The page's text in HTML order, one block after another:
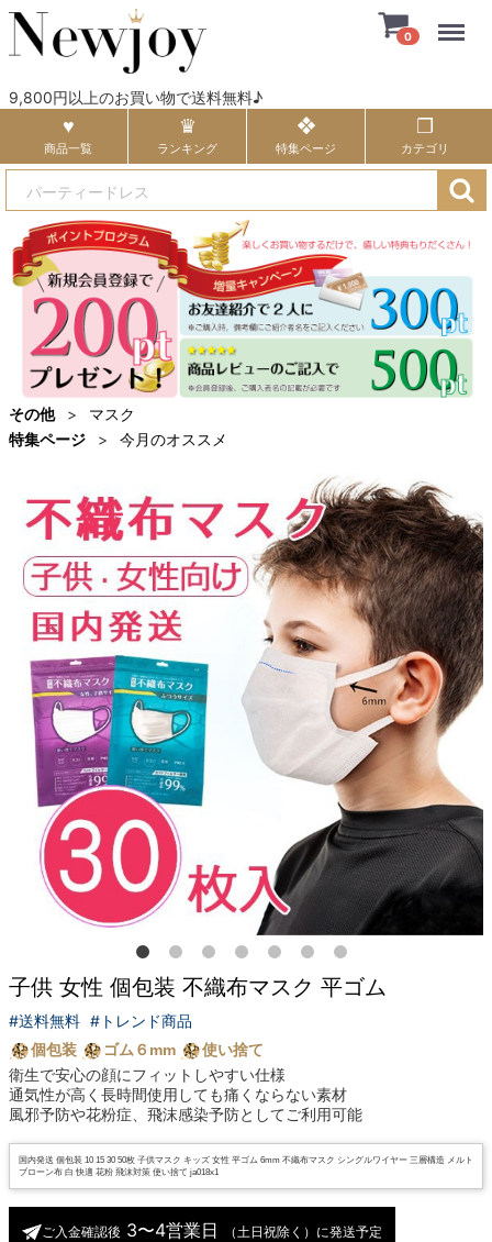
9,800円以上のお買い物で送料無料♪
0
商品一覧 ランキング 特集ページ カテゴリ
その他
マスク
特集ページ
今月のオススメ
子供 女性 個包装 不織布マスク 平ゴム
#送料無料 #トレンド商品
個包装 ゴム６mm
使い捨て
衛生で安心の顔にフィットしやすい仕様
通気性が高く長時間使用しても痛くならない素材
風邪予防や花粉症、飛沫感染予防としてご利用可能
国内発送 個包装 10 15 30 50枚 子供マスク キッズ 女性 平ゴム 6mm 不織布マスク シングルワイヤー 三層構造 メルト
ブローン布 白 快適 花粉 飛沫対策 使い捨て ja018x1
ご入金確認後 3〜4営業日 （土日祝除く）に発送予定